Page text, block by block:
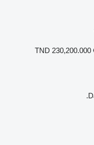
TND 230,200.000